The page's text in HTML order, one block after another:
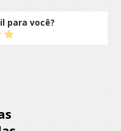
para você?